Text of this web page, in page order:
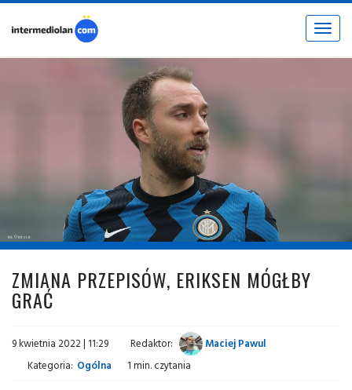
Toggle
fot. © inter.it
ZMIANA PRZEPISÓW, ERIKSEN MÓGŁBY
GRAĆ
9 kwietnia 2022 | 11:29 Redaktor:
Maciej Pawul
Kategoria: Ogólna 1 min. czytania